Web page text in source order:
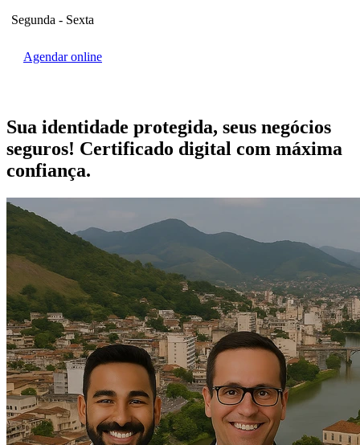
Segunda - Sexta
Agendar online
Sua identidade protegida, seus negócios
seguros! Certificado digital com máxima
confiança.